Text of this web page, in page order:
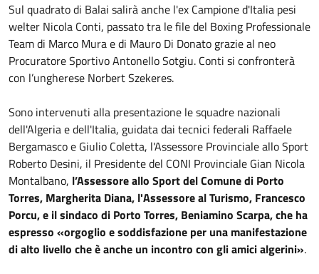
Sul quadrato di Balai salirà anche l'ex Campione d'Italia pesi
welter Nicola Conti, passato tra le file del Boxing Professionale
Team di Marco Mura e di Mauro Di Donato grazie al neo
Procuratore Sportivo Antonello Sotgiu. Conti si confronterà
con l’ungherese Norbert Szekeres.
Sono intervenuti alla presentazione le squadre nazionali
dell'Algeria e dell'Italia, guidata dai tecnici federali Raffaele
Bergamasco e Giulio Coletta, l'Assessore Provinciale allo Sport
Roberto Desini, il Presidente del CONI Provinciale Gian Nicola
Montalbano, l’Assessore allo Sport del Comune di Porto
Torres, Margherita Diana, l'Assessore al Turismo, Francesco
Porcu, e il sindaco di Porto Torres, Beniamino Scarpa, che ha
espresso «orgoglio e soddisfazione per una manifestazione
di alto livello che è anche un incontro con gli amici algerini».